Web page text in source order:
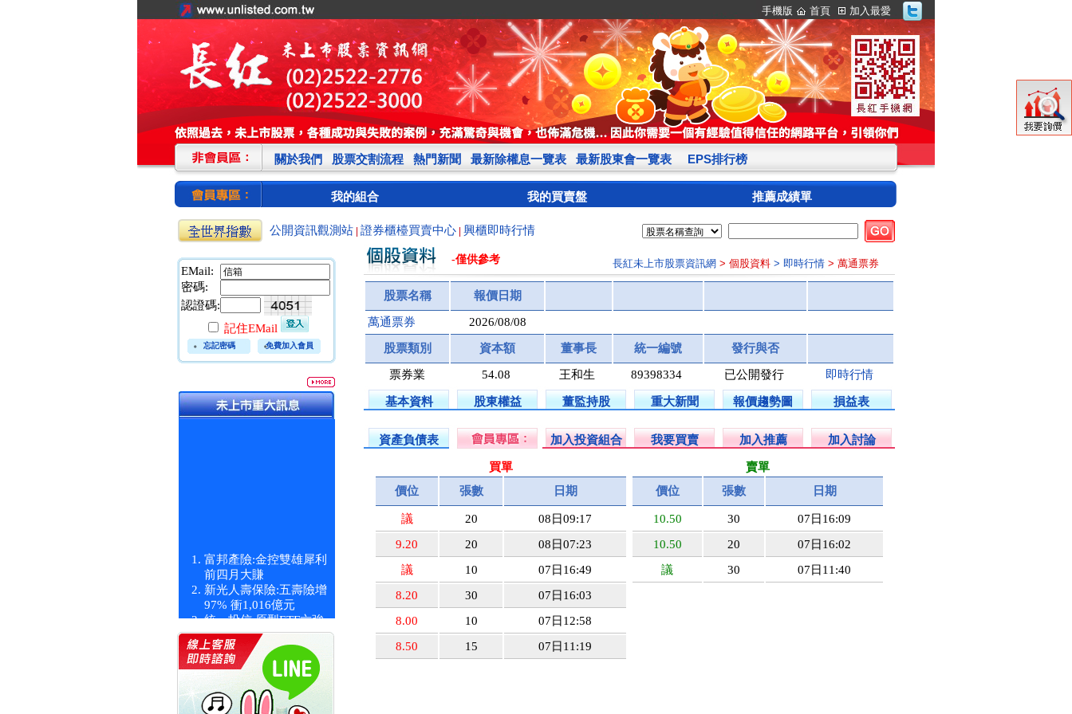
手機版 首頁 加入最愛
關於我們 股票交割流程 熱門新聞 最新除權息一覽表 最新股東會一覽表 EPS排行榜
我的組合 我的買賣盤 推薦成績單
公開資訊觀測站 證券櫃檯買賣中心 興櫃即時行情
EMail:
密碼:
認證碼:
記住EMail
忘記密碼 免費加入會員
富邦產險:金控雙雄犀利
前四月大賺
新光人壽保險:五壽險增
97% 衝1,016億元
統一投信:原型ETF六強
漲逾九成
統一投信:主動式ETF溢
價 被盯上
新光人壽保險:新壽Q1外
價金將達996億
宇辰系統科技:宇辰業績
-僅供參考 長紅未上市股票資訊網 > 個股資料 > 即時行情 > 萬通票券
股票名稱 報價日期
萬通票券 2026/08/08
股票類別 資本額 董事長 統一編號 發行與否
票券業 54.08 王和生 89398334 已公開發行 即時行情
基本資料 股東權益 董監持股 重大新聞 報價趨勢圖 損益表
資產負債表 加入投資組合 我要買賣 加入推薦 加入討論
買單
價位
張數 日期
議 20
08日09:17
9.20
20
08日07:23
議
10
07日16:49
8.20
30
07日16:03
8.00
10
07日12:58
8.50
15 07日11:19
賣單
價位
張數 日期
10.50 30
07日16:09
10.50
20
07日16:02
議
30 07日11:40